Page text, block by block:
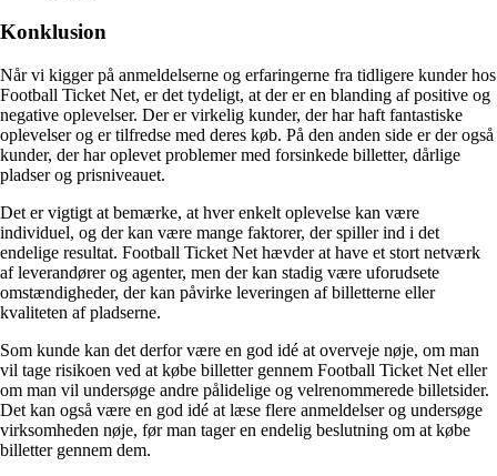
Konklusion
Når vi kigger på anmeldelserne og erfaringerne fra tidligere kunder hos
Football Ticket Net, er det tydeligt, at der er en blanding af positive og
negative oplevelser. Der er virkelig kunder, der har haft fantastiske
oplevelser og er tilfredse med deres køb. På den anden side er der også
kunder, der har oplevet problemer med forsinkede billetter, dårlige
pladser og prisniveauet.
Det er vigtigt at bemærke, at hver enkelt oplevelse kan være
individuel, og der kan være mange faktorer, der spiller ind i det
endelige resultat. Football Ticket Net hævder at have et stort netværk
af leverandører og agenter, men der kan stadig være uforudsete
omstændigheder, der kan påvirke leveringen af billetterne eller
kvaliteten af pladserne.
Som kunde kan det derfor være en god idé at overveje nøje, om man
vil tage risikoen ved at købe billetter gennem Football Ticket Net eller
om man vil undersøge andre pålidelige og velrenommerede billetsider.
Det kan også være en god idé at læse flere anmeldelser og undersøge
virksomheden nøje, før man tager en endelig beslutning om at købe
billetter gennem dem.